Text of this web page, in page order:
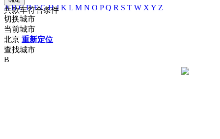
共款车符合条件
A B C D F G H J K L M N O P Q R S T W X Y Z
切换城市
当前城市
北京 重新定位
查找城市
B